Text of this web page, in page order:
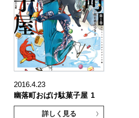
2016.4.23
幽落町おばけ駄菓子屋 1
詳しく見る